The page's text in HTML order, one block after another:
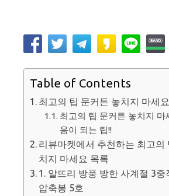
Table of Contents
최고의 팁 문커튼 놓치지 마세요
최고의 팁 문커튼 놓치지 마
움이 되는 팁!!
리뷰마켓에서 추천하는 최고의
치지 마세요 목록
1. 알뜨리 방풍 방한 사계절 3중
압축봉 5호